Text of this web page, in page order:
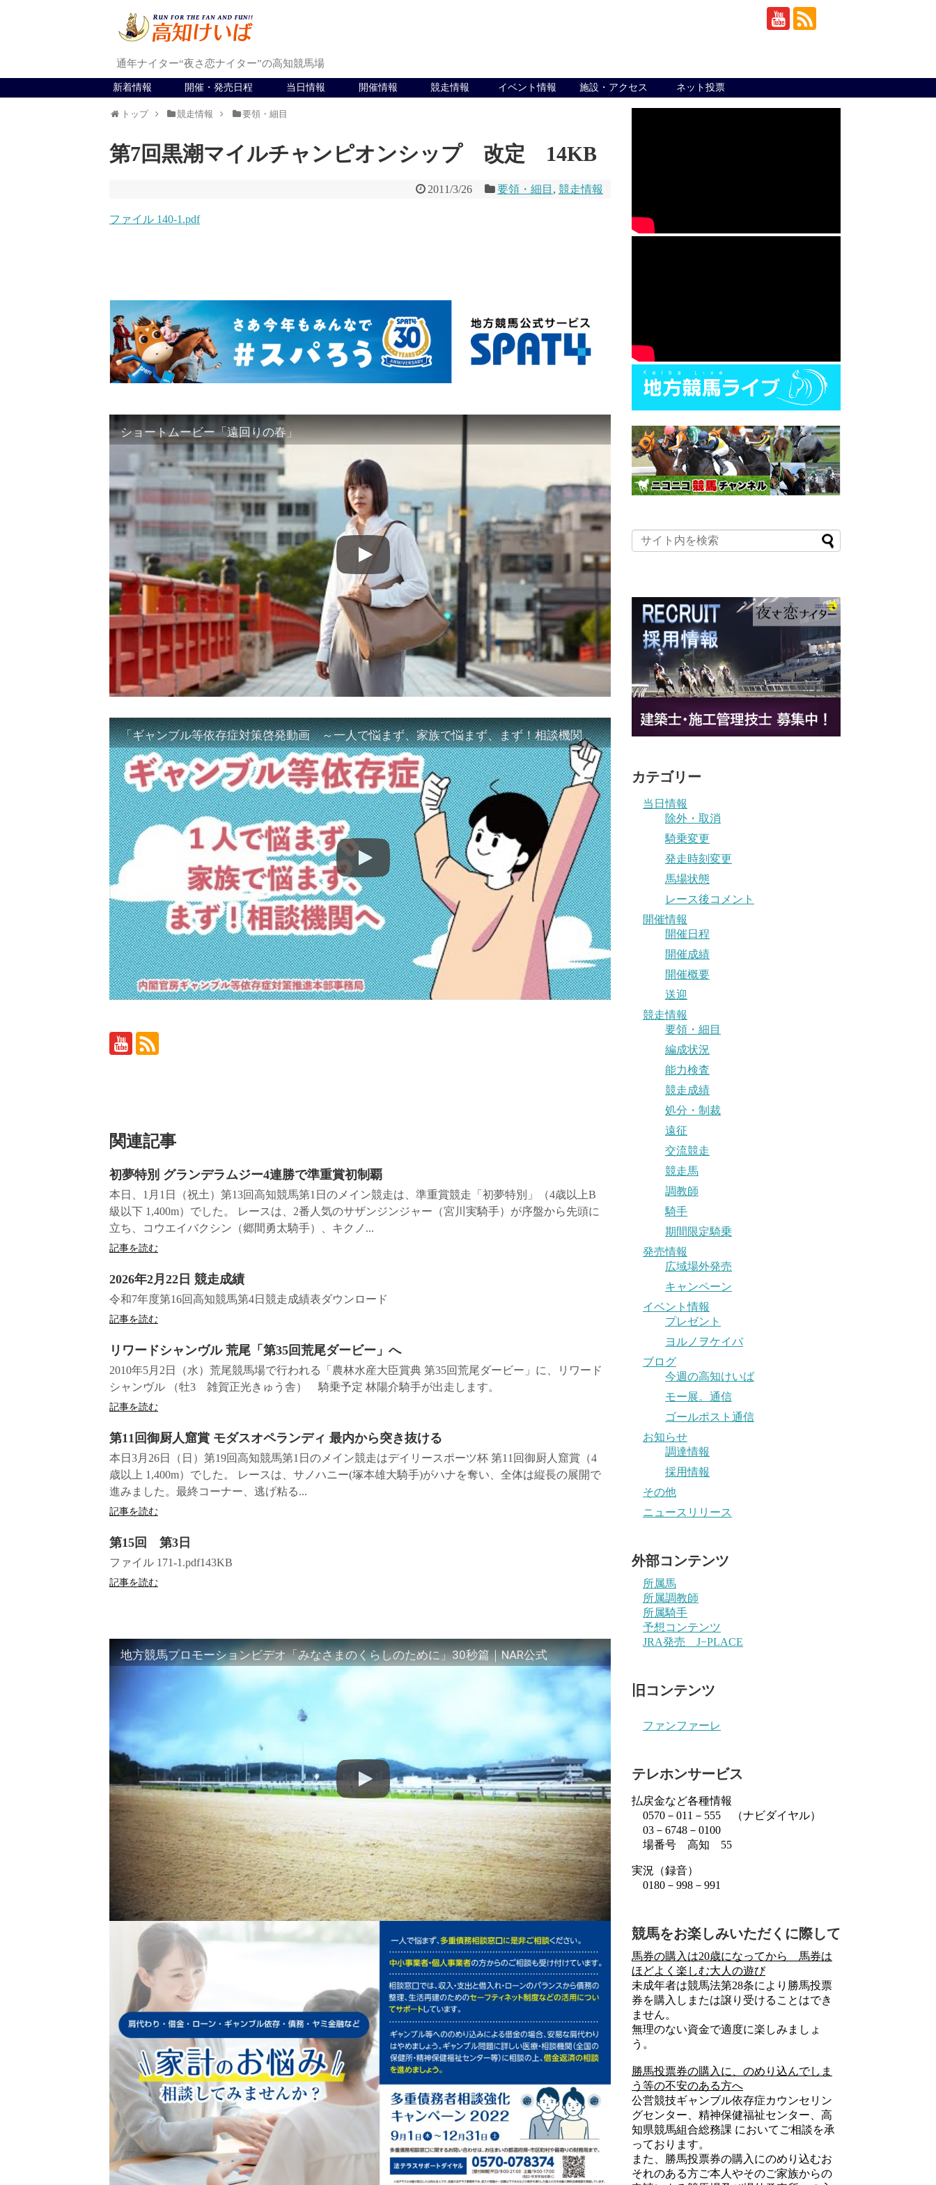
通年ナイター“夜さ恋ナイター”の高知競馬場
新着情報 開催・発売日程 当日情報 開催情報 競走情報 イベント情報 施設・アクセス ネット投票
トップ 競走情報 要領・細目
第7回黒潮マイルチャンピオンシップ 改定 14KB
2011/3/26 要領・細目 , 競走情報
ファイル 140-1.pdf
ショートムービー「遠回りの春」
「ギャンブル等依存症対策啓発動画 ～一人で悩まず、家族で悩まず、まず！相談機関へ～」
関連記事
初夢特別 グランデラムジー4連勝で準重賞初制覇
本日、1月1日（祝土）第13回高知競馬第1日のメイン競走は、準重賞競走「初夢特別」（4歳以上B
級以下 1,400m）でした。 レースは、2番人気のサザンジンジャー（宮川実騎手）が序盤から先頭に
立ち、コウエイバクシン（郷間勇太騎手）、キクノ...
記事を読む
2026年2月22日 競走成績
令和7年度第16回高知競馬第4日競走成績表ダウンロード
記事を読む
リワードシャンヴル 荒尾「第35回荒尾ダービー」へ
2010年5月2日（水）荒尾競馬場で行われる「農林水産大臣賞典 第35回荒尾ダービー」に、リワード
シャンヴル （牡3 雑賀正光きゅう舎） 騎乗予定 林陽介騎手が出走します。
記事を読む
第11回御厨人窟賞 モダスオペランディ 最内から突き抜ける
本日3月26日（日）第19回高知競馬第1日のメイン競走はデイリースポーツ杯 第11回御厨人窟賞（4
歳以上 1,400m）でした。 レースは、サノハニー(塚本雄大騎手)がハナを奪い、全体は縦長の展開で
進みました。最終コーナー、逃げ粘る...
記事を読む
第15回 第3日
ファイル 171-1.pdf143KB
記事を読む
地方競馬プロモーションビデオ「みなさまのくらしのために」30秒篇｜NAR公式
カテゴリー
当日情報
除外・取消
騎乗変更
発走時刻変更
馬場状態
レース後コメント
開催情報
開催日程
開催成績
開催概要
送迎
競走情報
要領・細目
編成状況
能力検査
競走成績
処分・制裁
遠征
交流競走
競走馬
調教師
騎手
期間限定騎乗
発売情報
広域場外発売
キャンペーン
イベント情報
プレゼント
ヨルノヲケイバ
ブログ
今週の高知けいば
モー展。通信
ゴールポスト通信
お知らせ
調達情報
採用情報
その他
ニュースリリース
外部コンテンツ
所属馬
所属調教師
所属騎手
予想コンテンツ
JRA発売 J−PLACE
旧コンテンツ
ファンファーレ
テレホンサービス
払戻金など各種情報
0570－011－555 （ナビダイヤル）
03－6748－0100
場番号 高知 55
実況（録音）
0180－998－991
競馬をお楽しみいただくに際して
馬券の購入は20歳になってから 馬券は
ほどよく楽しむ大人の遊び
未成年者は競馬法第28条により勝馬投票
券を購入しまたは譲り受けることはでき
ません。
無理のない資金で適度に楽しみましょ
う。
勝馬投票券の購入に、のめり込んでしま
う等の不安のある方へ
公営競技ギャンブル依存症カウンセリン
グセンター、精神保健福祉センター、高
知県競馬組合総務課 においてご相談を承
っております。
また、勝馬投票券の購入にのめり込むお
それのある方ご本人やそのご家族からの